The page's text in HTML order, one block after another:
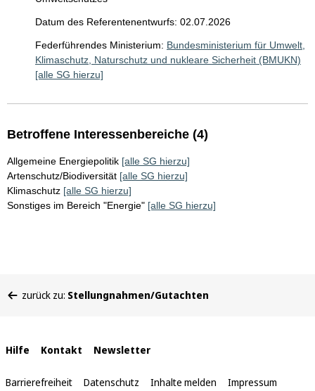
Datum des Referentenentwurfs: 02.07.2026
Federführendes Ministerium: Bundesministerium für Umwelt,
Klimaschutz, Naturschutz und nukleare Sicherheit (BMUKN)
[alle SG hierzu]
Betroffene Interessenbereiche (4)
Allgemeine Energiepolitik [alle SG hierzu]
Artenschutz/Biodiversität [alle SG hierzu]
Klimaschutz [alle SG hierzu]
Sonstiges im Bereich "Energie" [alle SG hierzu]
befinden
zurück zu: Stellungnahmen/Gutachten
Interne
Links
Hilfe Kontakt Newsletter
Barrierefreiheit Datenschutz Inhalte melden Impressum